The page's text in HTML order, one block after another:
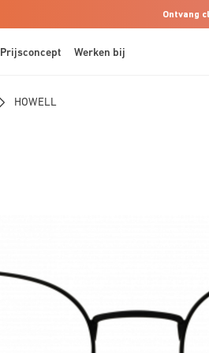
Ontvang
Prijsconcept Werken bij
HOWELL